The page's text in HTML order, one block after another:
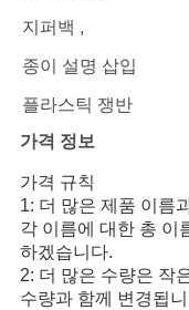
지퍼백 ,
종이 설명 삽입
플라스틱 쟁반
가격 정보
가격 규칙
1: 더 많은 제품 이름
각 이름에 대한 총 이
하겠습니다.
2: 더 많은 수량은 작
수량과 함께 변경됩